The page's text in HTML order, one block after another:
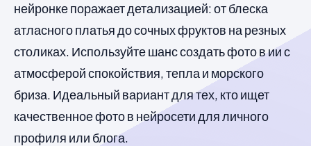
нейронке поражает детализацией: от блеска
атласного платья до сочных фруктов на резных
столиках. Используйте шанс создать фото в ии с
атмосферой спокойствия, тепла и морского
бриза. Идеальный вариант для тех, кто ищет
качественное фото в нейросети для личного
профиля или блога.